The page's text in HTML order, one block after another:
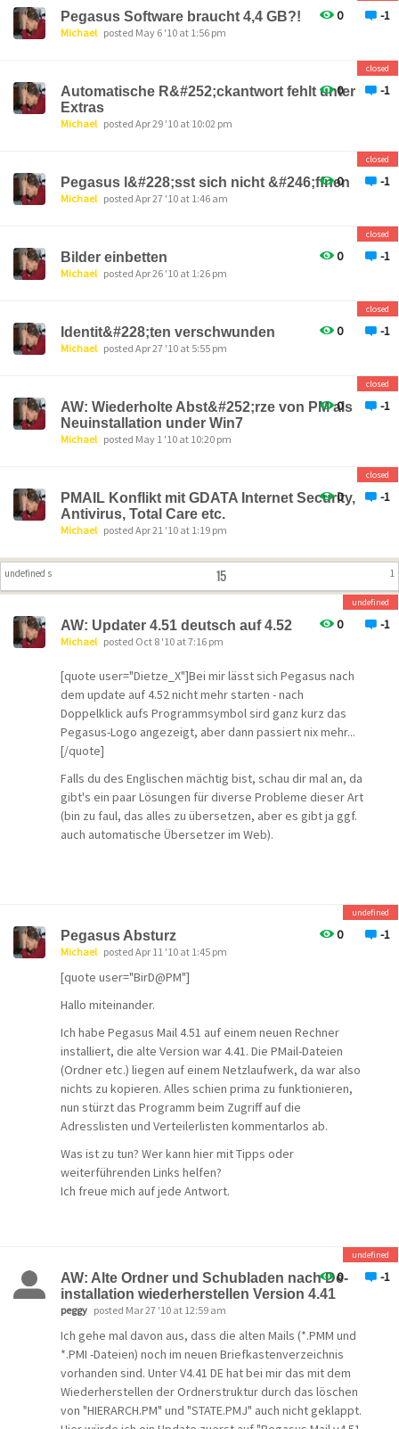
0 -1
Pegasus Software braucht 4,4 GB?!
Michael posted May 6 '10 at 1:56 pm
0 -1
closed
Automatische R&#252;ckantwort fehlt unter
Extras
Michael posted Apr 29 '10 at 10:02 pm
0 -1
closed
Pegasus l&#228;sst sich nicht &#246;ffnen
Michael posted Apr 27 '10 at 1:46 am
0 -1
closed
Bilder einbetten
Michael posted Apr 26 '10 at 1:26 pm
0 -1
closed
Identit&#228;ten verschwunden
Michael posted Apr 27 '10 at 5:55 pm
0 -1
closed
AW: Wiederholte Abst&#252;rze von PM als
Neuinstallation under Win7
Michael posted May 1 '10 at 10:20 pm
0 -1
closed
PMAIL Konflikt mit GDATA Internet Security,
Antivirus, Total Care etc.
Michael posted Apr 21 '10 at 1:19 pm
undefined s 15 1
0 -1
undefined
AW: Updater 4.51 deutsch auf 4.52
Michael posted Oct 8 '10 at 7:16 pm
[quote user="Dietze_X"]Bei mir lässt sich Pegasus nach
dem update auf 4.52 nicht mehr starten - nach
Doppelklick aufs Programmsymbol sird ganz kurz das
Pegasus-Logo angezeigt, aber dann passiert nix mehr...
[/quote]
Falls du des Englischen mächtig bist, schau dir mal an, da
gibt's ein paar Lösungen für diverse Probleme dieser Art
(bin zu faul, das alles zu übersetzen, aber es gibt ja ggf.
auch automatische Übersetzer im Web).
0 -1
undefined
Pegasus Absturz
Michael posted Apr 11 '10 at 1:45 pm
[quote user="BirD@PM"]
Hallo miteinander.
Ich habe Pegasus Mail 4.51 auf einem neuen Rechner
installiert, die alte Version war 4.41. Die PMail-Dateien
(Ordner etc.) liegen auf einem Netzlaufwerk, da war also
nichts zu kopieren. Alles schien prima zu funktionieren,
nun stürzt das Programm beim Zugriff auf die
Adresslisten und Verteilerlisten kommentarlos ab.
Was ist zu tun? Wer kann hier mit Tipps oder
weiterführenden Links helfen?
Ich freue mich auf jede Antwort.
Welche Windows-Version? Hier gibt es ein paar mögliche
http://community.pmail.com/forums/thread/21601.aspx
0 -1
undefined
AW: Alte Ordner und Schubladen nach De-
installation wiederherstellen Version 4.41
peggy posted Mar 27 '10 at 12:59 am
Ich gehe mal davon aus, dass die alten Mails (*.PMM und
*.PMI -Dateien) noch im neuen Briefkastenverzeichnis
vorhanden sind. Unter V4.41 DE hat bei mir das mit dem
Wiederherstellen der Ordnerstruktur durch das löschen
von "HIERARCH.PM" und "STATE.PMJ" auch nicht geklappt.